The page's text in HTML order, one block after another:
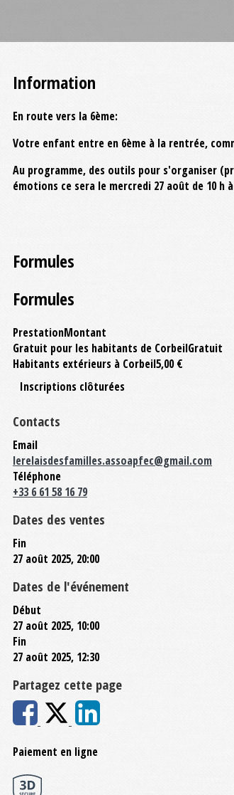
Information
En route vers la 6ème:
Votre enfant entre en 6ème à la rentrée,
Au programme, des outils pour s'organiser
émotions ce sera le mercredi 27 août de 10 h
Formules
Formules
PrestationMontant
Gratuit pour les habitants de CorbeilGratuit
Habitants extérieurs à Corbeil5,00 €
Inscriptions clôturées
Contacts
Email
lerelaisdesfamilles.assoapfec@gmail.com
Téléphone
+33 6 61 58 16 79
Dates des ventes
Fin
27 août 2025, 20:00
Dates de l'événement
Début
27 août 2025, 10:00
Fin
27 août 2025, 12:30
Partagez cette page
Paiement en ligne